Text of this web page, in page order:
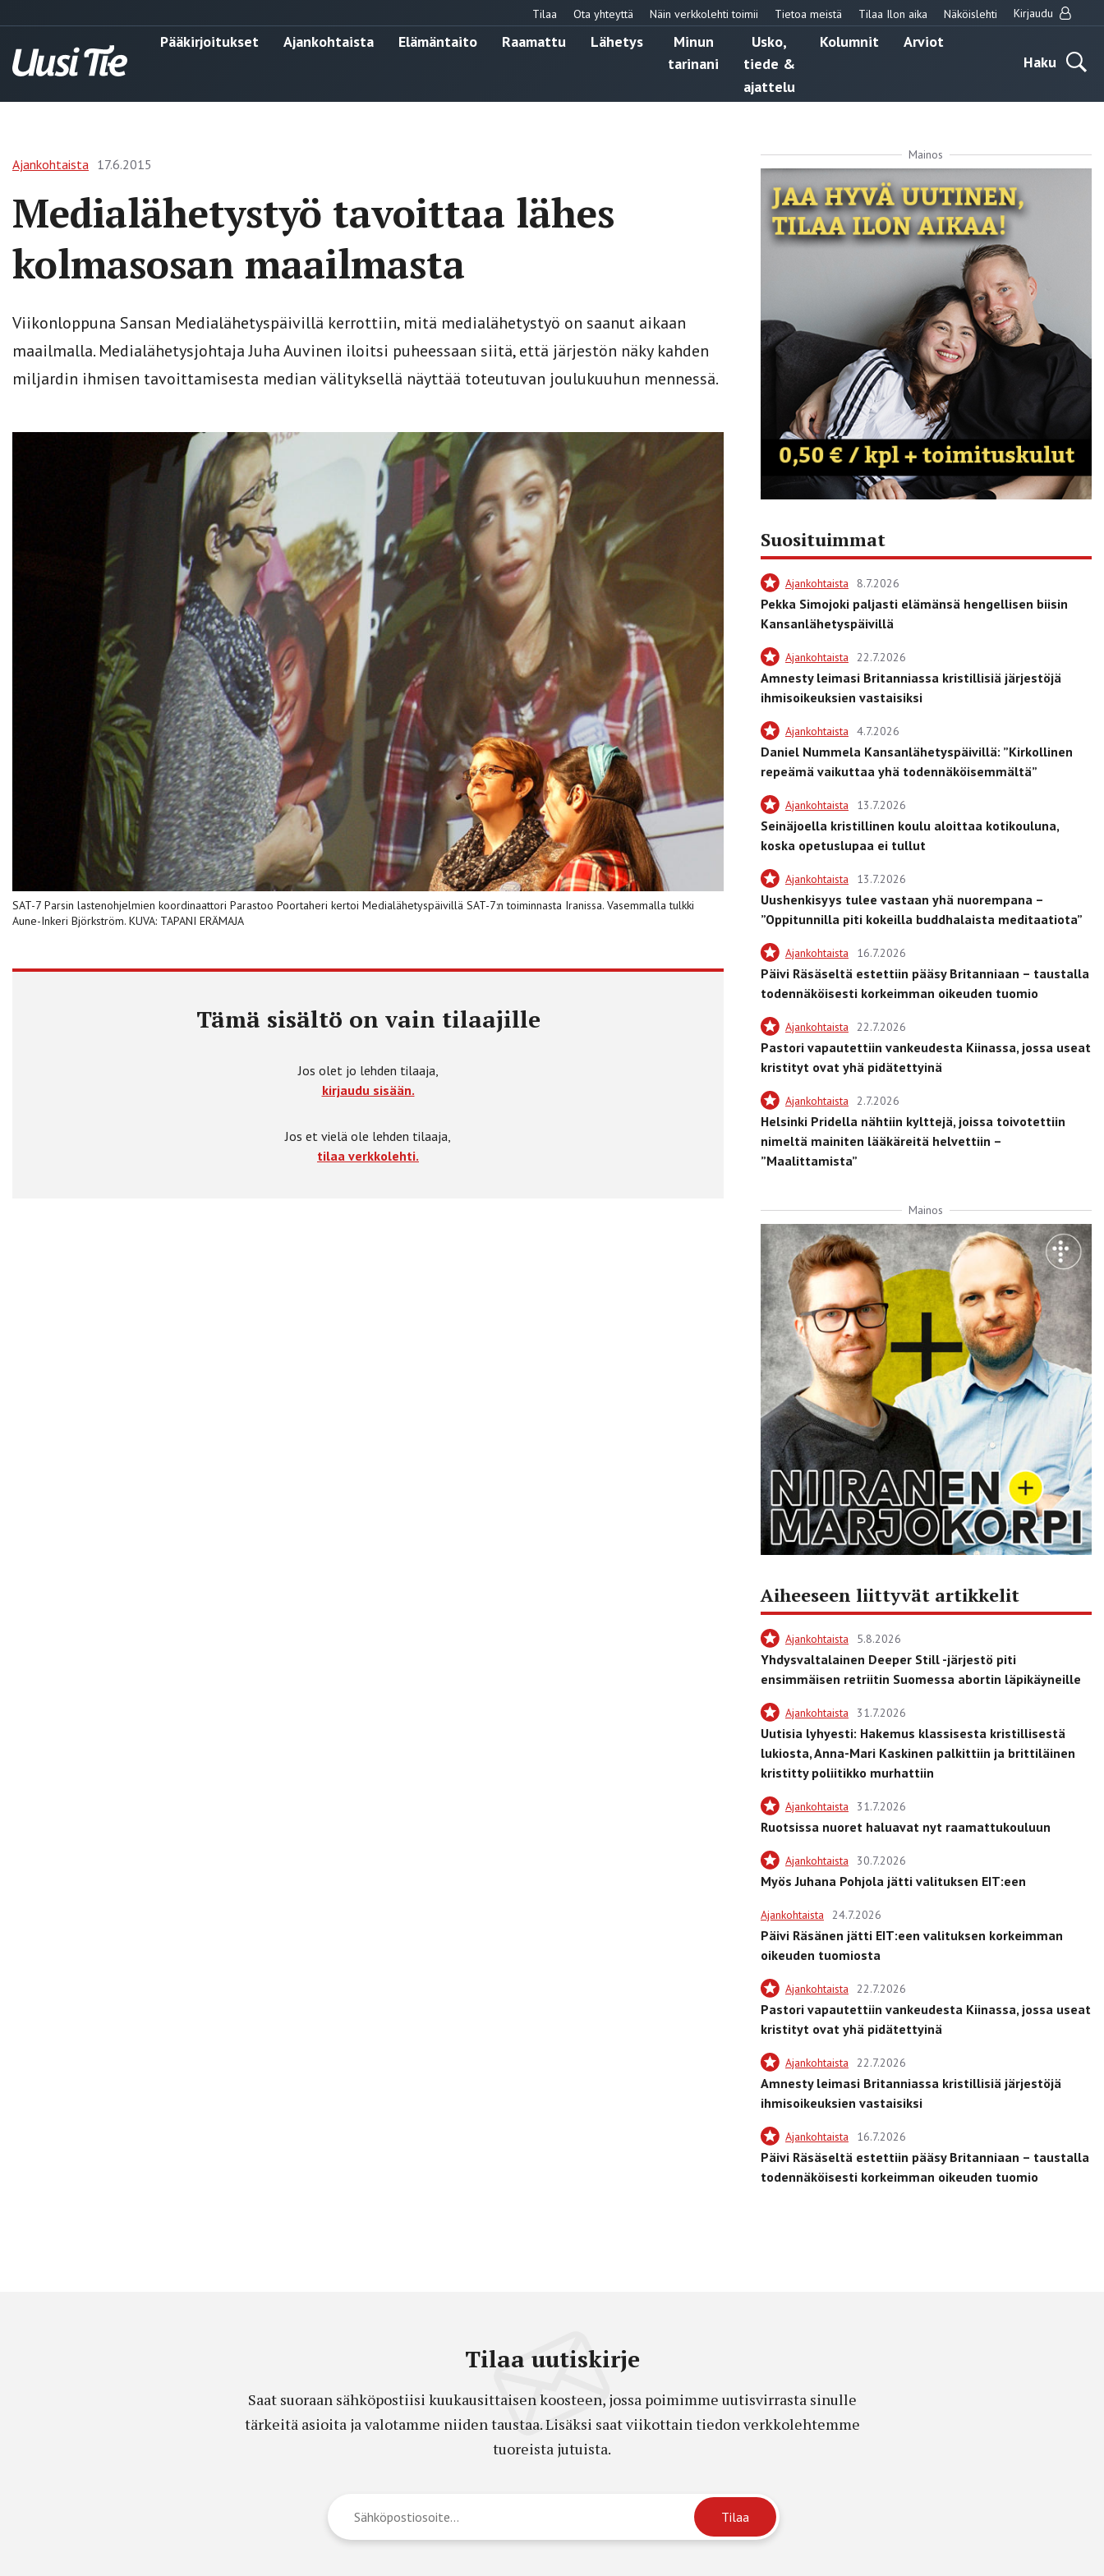
Tilaa Ota yhteyttä Näin verkkolehti toimii Tietoa meistä Tilaa Ilon aika Näköislehti Kirjaudu
Pääkirjoitukset Ajankohtaista Elämäntaito Raamattu Lähetys
Minun
tarinani
Usko,
tiede &
ajattelu
Kolumnit
Arviot
Haku
Ajankohtaista 17.6.2015
Medialähetystyö tavoittaa lähes
kolmasosan maailmasta
Viikonloppuna Sansan Medialähetyspäivillä kerrottiin, mitä medialähetystyö on saanut aikaan
maailmalla. Medialähetysjohtaja Juha Auvinen iloitsi puheessaan siitä, että järjestön näky kahden
miljardin ihmisen tavoittamisesta median välityksellä näyttää toteutuvan joulukuuhun mennessä.
SAT-7 Parsin ­lastenohjelmien koordinaattori Parastoo Poortaheri kertoi Medialähetyspäivillä SAT-7:n toiminnasta Iranissa. Vasemmalla tulkki
Aune-Inkeri Björkström. KUVA: TAPANI ERÄMAJA
Tämä sisältö on vain tilaajille
Jos olet jo lehden tilaaja,
kirjaudu sisään.
Jos et vielä ole lehden tilaaja,
tilaa verkkolehti.
Mainos
Suosituimmat
Ajankohtaista 8.7.2026
Pekka Simojoki paljasti elämänsä hengellisen biisin
Kansanlähetyspäivillä
Ajankohtaista 22.7.2026
Amnesty leimasi Britanniassa kristillisiä järjestöjä
ihmisoikeuksien vastaisiksi
Ajankohtaista 4.7.2026
Daniel Nummela Kansanlähetyspäivillä: ”Kirkollinen
repeämä vaikuttaa yhä todennäköisemmältä”
Ajankohtaista 13.7.2026
Seinäjoella kristillinen koulu aloittaa kotikouluna,
koska opetuslupaa ei tullut
Ajankohtaista 13.7.2026
Uushenkisyys tulee vastaan yhä nuorempana –
”Oppitunnilla piti kokeilla buddhalaista meditaatiota”
Ajankohtaista 16.7.2026
Päivi Räsäseltä estettiin pääsy Britanniaan – taustalla
todennäköisesti korkeimman oikeuden tuomio
Ajankohtaista 22.7.2026
Pastori vapautettiin vankeudesta Kiinassa, jossa useat
kristityt ovat yhä pidätettyinä
Ajankohtaista 2.7.2026
Helsinki Pridella nähtiin kylttejä, joissa toivotettiin
nimeltä mainiten lääkäreitä helvettiin –
”Maalittamista”
Mainos
Aiheeseen liittyvät artikkelit
Ajankohtaista 5.8.2026
Yhdysvaltalainen Deeper Still -järjestö piti
ensimmäisen retriitin Suomessa abortin läpikäyneille
Ajankohtaista 31.7.2026
Uutisia lyhyesti: Hakemus klassisesta kristillisestä
lukiosta, Anna-Mari Kaskinen palkittiin ja brittiläinen
kristitty poliitikko murhattiin
Ajankohtaista 31.7.2026
Ruotsissa nuoret haluavat nyt raamattukouluun
Ajankohtaista 30.7.2026
Myös Juhana Pohjola jätti valituksen EIT:een
Ajankohtaista 24.7.2026
Päivi Räsänen jätti EIT:een valituksen korkeimman
oikeuden tuomiosta
Ajankohtaista 22.7.2026
Pastori vapautettiin vankeudesta Kiinassa, jossa useat
kristityt ovat yhä pidätettyinä
Ajankohtaista 22.7.2026
Amnesty leimasi Britanniassa kristillisiä järjestöjä
ihmisoikeuksien vastaisiksi
Ajankohtaista 16.7.2026
Päivi Räsäseltä estettiin pääsy Britanniaan – taustalla
todennäköisesti korkeimman oikeuden tuomio
Tilaa uutiskirje
Saat suoraan sähköpostiisi kuukausittaisen koosteen, jossa poimimme uutisvirrasta sinulle
tärkeitä asioita ja valotamme niiden taustaa. Lisäksi saat viikottain tiedon verkkolehtemme
tuoreista jutuista.